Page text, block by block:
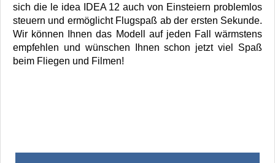
sich die le idea IDEA 12 auch von Einsteiern problemlos
steuern und ermöglicht Flugspaß ab der ersten Sekunde.
Wir können Ihnen das Modell auf jeden Fall wärmstens
empfehlen und wünschen Ihnen schon jetzt viel Spaß
beim Fliegen und Filmen!